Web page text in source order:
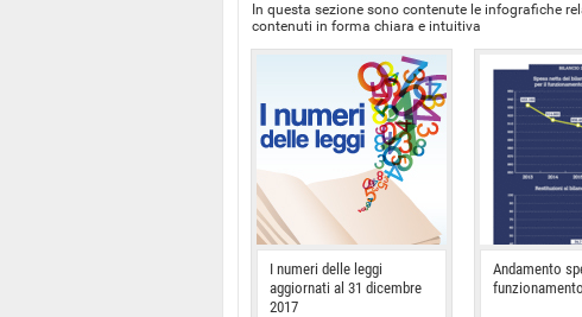
In questa sezione sono contenute le infografiche
contenuti in forma chiara e intuitiva
I numeri delle leggi
aggiornati al 31 dicembre
2017
Andamento